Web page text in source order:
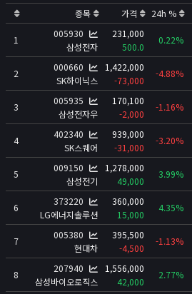
홈
📊
실시간 포지션
비트멕스 리더보드
고래 입출금
🐳
리치리스트
뉴스/콘텐츠
뉴스
경제 캘린더
비트코인 보유단체
인플루언서
종목 가격 24h %
1
005930
삼성전자
231,000
500.0
0.22%
2
000660
SK하이닉스
1,422,000
-73,000
-4.88%
3
005935
삼성전자우
170,100
-2,000
-1.16%
4
402340
SK스퀘어
939,000
-31,000
-3.20%
5
009150
삼성전기
1,278,000
49,000
3.99%
6
373220
LG에너지솔루션
360,000
15,000
4.35%
7
005380
현대차
395,500
-4,500
-1.13%
8
207940
삼성바이오로직스
1,556,000
42,000
2.77%